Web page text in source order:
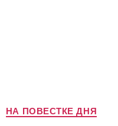
Рубрики
НА ПОВЕСТКЕ ДНЯ